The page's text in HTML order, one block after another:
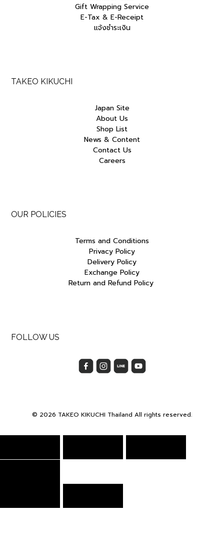
Gift Wrapping Service
E-Tax & E-Receipt
แจ้งชำระเงิน
TAKEO KIKUCHI
Japan Site
About Us
Shop List
News & Content
Contact Us
Careers
OUR POLICIES
Terms and Conditions
Privacy Policy
Delivery Policy
Exchange Policy
Return and Refund Policy
FOLLOW US
© 2026 TAKEO KIKUCHI Thailand All rights reserved.